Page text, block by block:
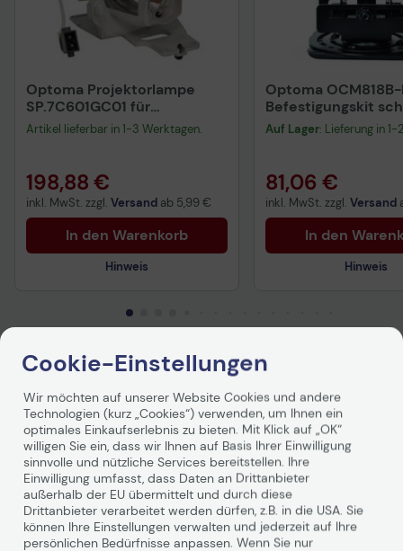
Optoma Projektorlampe
SP.7C601GC01 für
EH330UST, W330UST,
Artikel lieferbar in 1-3 Werktagen.
198,88 €
inkl. MwSt. zzgl. Versand ab 5,99 €
In den Warenkorb
Hinweis
Vorvertragliche Informationen
gemäß der EU-
Optoma OCM818B-
Befestigungskit
Auf Lager: Lieferung in
81,06 €
inkl. MwSt. zzgl. Versand
In den
Hinweis
Technisches
Optoma OCM815W Deckenhalterung
weiß für Beamer
Die Optoma OCM815W ist eine universelle
Deckenhalterung, die speziell für die Montage von
Projektoren entwickelt wurde. Sie ist in einem schlichten
Cookie-Einstellungen
Wir möchten auf unserer Website Cookies und andere
Technologien (kurz „Cookies“) verwenden, um Ihnen ein
optimales Einkaufserlebnis zu bieten. Mit Klick auf „OK“
willigen Sie ein, dass wir Ihnen auf Basis Ihrer Einwilligung
sinnvolle und nützliche Services bereitstellen. Ihre
Einwilligung umfasst, dass Daten an Drittanbieter
außerhalb der EU übermittelt und durch diese
Drittanbieter verarbeitet werden dürfen, z.B. in die USA. Sie
können Ihre Einstellungen verwalten und jederzeit auf Ihre
persönlichen Bedürfnisse anpassen. Wenn Sie nur